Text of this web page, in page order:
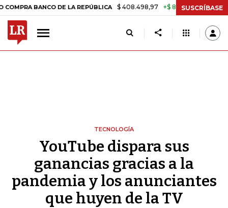
BANCO DE LA REPÚBLICA $ 408.498,97 +$ 8.753,81 +2,19% TASA
SUSCRÍBASE
TECNOLOGÍA
YouTube dispara sus
ganancias gracias a la
pandemia y los anunciantes
que huyen de la TV